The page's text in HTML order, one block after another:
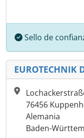
Sello de
76456
Alemania
Baden-